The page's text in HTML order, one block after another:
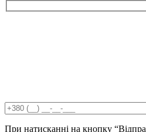
При натисканні на кнопку